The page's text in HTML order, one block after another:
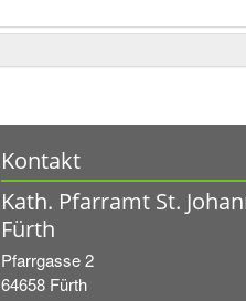
Kontakt
Kath. Pfarramt St.
Fürth
Pfarrgasse 2
64658 Fürth